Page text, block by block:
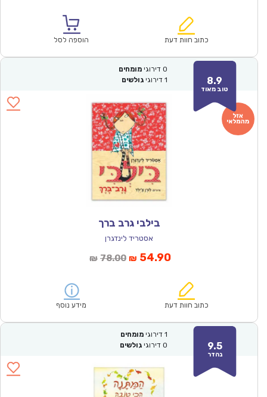
₪57.00.
הוא:
כתוב חוות דעת הוספה לסל
8.9
טוב מאוד
0 דירוגי מומחים
1 דירוגי גולשים
בילבי גרב ברך
אסטריד לינדגרן
₪ 78.00המחיר
₪78.00.
₪ 54.90המחיר
הוא:
כתוב חוות דעת מידע נוסף
9.5
נהדר
1 דירוגי מומחים
0 דירוגי גולשים